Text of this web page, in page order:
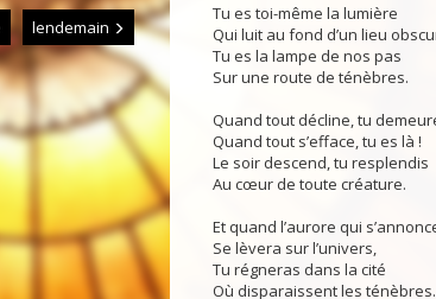
lendemain
Tu es toi-même la lumière
Qui luit au fond d’un lieu
Tu es la lampe de nos pas
Sur une route de ténèbres.
Quand tout décline, tu
Quand tout s’efface, tu es là !
Le soir descend, tu resplendis
Au cœur de toute créature.
Et quand l’aurore qui
Se lèvera sur l’univers,
Tu régneras dans la cité
Où disparaissent les ténèbres.